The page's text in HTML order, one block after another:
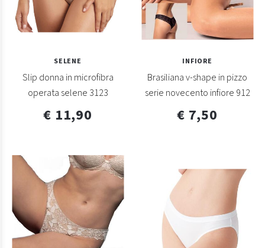
SELENE
Slip donna in microfibra
operata selene 3123
€ 11,90
INFIORE
Brasiliana v-shape in pizzo
serie novecento infiore 912
€ 7,50